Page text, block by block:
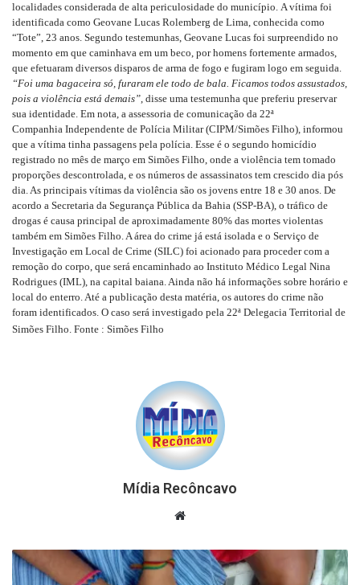
localidades considerada de alta periculosidade do município. A vítima foi
identificada como Geovane Lucas Rolemberg de Lima, conhecida como
“Tote”, 23 anos. Segundo testemunhas, Geovane Lucas foi surpreendido no
momento em que caminhava em um beco, por homens fortemente armados,
que efetuaram diversos disparos de arma de fogo e fugiram logo em seguida.
“Foi uma bagaceira só, furaram ele todo de bala. Ficamos todos assustados,
pois a violência está demais”, disse uma testemunha que preferiu preservar
sua identidade. Em nota, a assessoria de comunicação da 22ª
Companhia Independente de Polícia Militar (CIPM/Simões Filho), informou
que a vítima tinha passagens pela polícia. Esse é o segundo homicídio
registrado no mês de março em Simões Filho, onde a violência tem tomado
proporções descontrolada, e os números de assassinatos tem crescido dia pós
dia. As principais vítimas da violência são os jovens entre 18 e 30 anos. De
acordo a Secretaria da Segurança Pública da Bahia (SSP-BA), o tráfico de
drogas é causa principal de aproximadamente 80% das mortes violentas
também em Simões Filho.A área do crime já está isolada e o Serviço de
Investigação em Local de Crime (SILC) foi acionado para proceder com a
remoção do corpo, que será encaminhado ao Instituto Médico Legal Nina
Rodrigues (IML), na capital baiana. Ainda não há informações sobre horário e
local do enterro.Até a publicação desta matéria, os autores do crime não
foram identificados. O caso será investigado pela 22ª Delegacia Territorial de
Simões Filho. Fonte : Simões Filho
Mídia Recôncavo
Website